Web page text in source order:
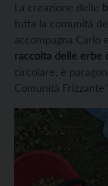
La creazione delle
tutta la comunità
accompagna Carlo
raccolta delle erbe
circolare, è
Comunità